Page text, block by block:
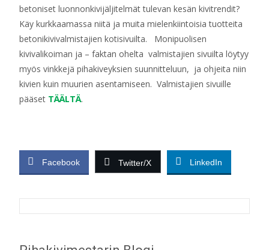
betoniset luonnonkivijäljitelmät tulevan kesän kivitrendit?
Käy kurkkaamassa niitä ja muita mielenkiintoisia tuotteita
betonikivivalmistajien kotisivuilta. Monipuolisen
kivivalikoiman ja – faktan ohelta valmistajien sivuilta löytyy
myös vinkkejä pihakiveyksien suunnitteluun, ja ohjeita niin
kivien kuin muurien asentamiseen. Valmistajien sivuille
pääset TÄÄLTÄ.
Facebook Twitter/X LinkedIn
Post